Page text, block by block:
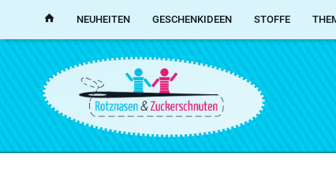
NEUHEITEN GESCHENKIDEEN STOFFE